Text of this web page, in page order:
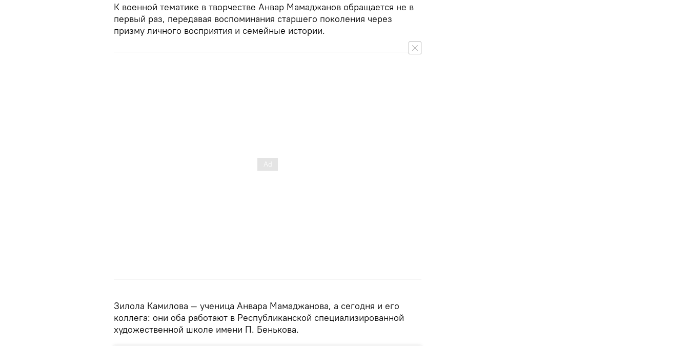
К военной тематике в творчестве Анвар Мамаджанов обращается не в
первый раз, передавая воспоминания старшего поколения через
призму личного восприятия и семейные истории.
Зилола Камилова — ученица Анвара Мамаджанова, а сегодня и его
коллега: они оба работают в Республиканской специализированной
художественной школе имени П. Бенькова.